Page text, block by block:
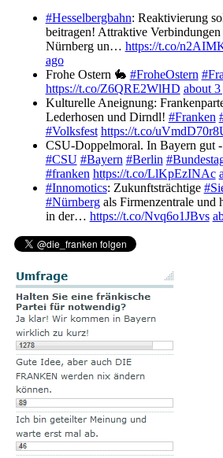
#Hesselbergbahn: Reaktivierung
beitragen! Attraktive
Nürnberg un… https://t.co/
ago
Frohe Ostern 🐇 #FroheOstern
https://t.co/Z6QRE2WlHD about 3
Kulturelle Aneignung:
Lederhosen und Dirndl! #Franken
#Volksfest https://t.co/
CSU-Doppelmoral. In Bayern gut
#CSU #Bayern #Berlin
#franken https://t.co/LlKpEzINAc
#Innomotics: Zukunftsträchtige
#Nürnbergals Firmenzentrale und
in der… https://t.co/Nvq6o1JBvs